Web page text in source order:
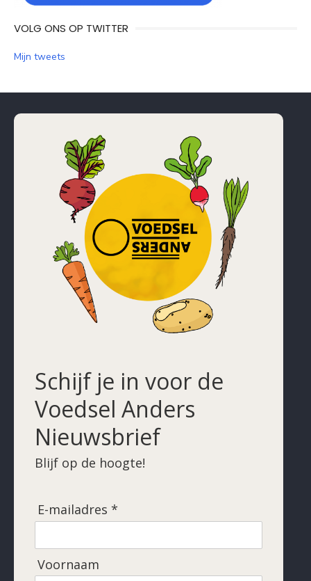
VOLG ONS OP TWITTER
Mijn tweets
Schijf je in voor de
Voedsel Anders
Nieuwsbrief
Blijf op de hoogte!
E-mailadres *
Voornaam